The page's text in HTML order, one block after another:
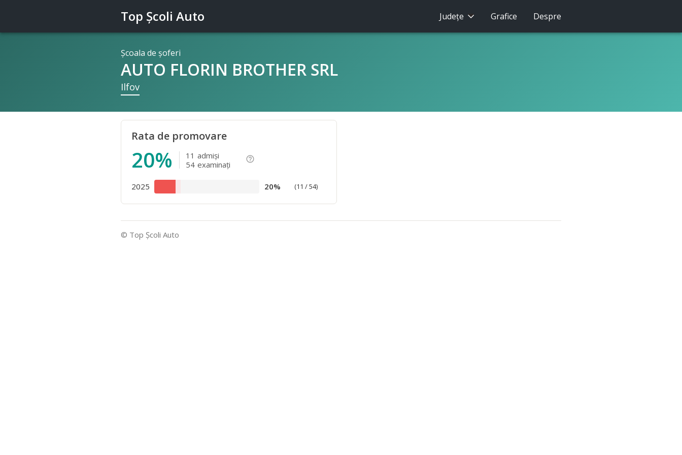
Top Şcoli Auto Judeţe Grafice Despre
Şcoala de şoferi
AUTO FLORIN BROTHER SRL
Ilfov
Rata de promovare
20% 11 admişi
54 examinaţi
help_outline
2025 20% (11 / 54)
© Top Şcoli Auto